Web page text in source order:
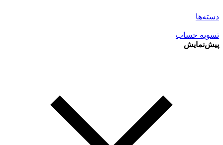
دسته‌ها
تسویه حساب
پیش‌نمایش